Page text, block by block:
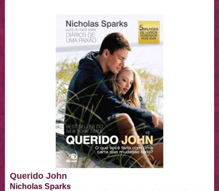
Querido John
Nicholas Sparks